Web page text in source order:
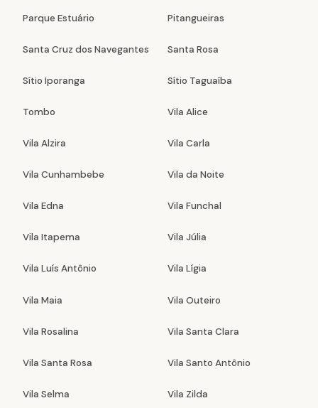
Parque Estuário Pitangueiras
Santa Cruz dos Navegantes Santa Rosa
Sítio Iporanga Sítio Taguaíba
Tombo Vila Alice
Vila Alzira Vila Carla
Vila Cunhambebe Vila da Noite
Vila Edna Vila Funchal
Vila Itapema Vila Júlia
Vila Luís Antônio Vila Lígia
Vila Maia Vila Outeiro
Vila Rosalina Vila Santa Clara
Vila Santa Rosa Vila Santo Antônio
Vila Selma Vila Zilda